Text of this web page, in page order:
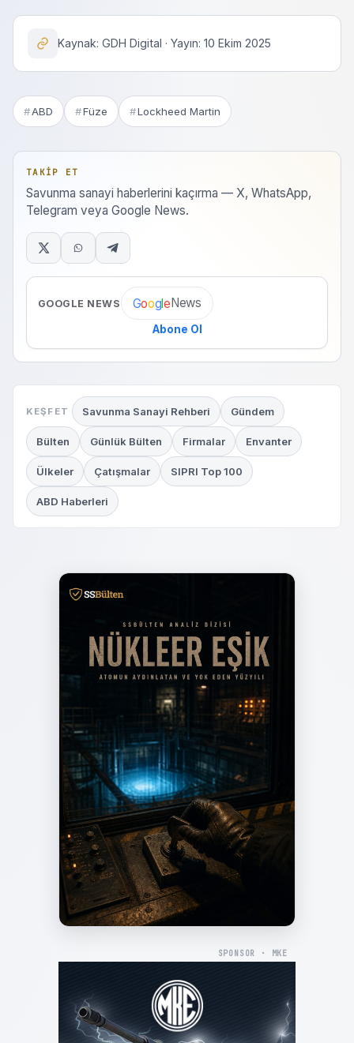
Kaynak: GDH Digital · Yayın: 10 Ekim 2025
ABD Füze Lockheed Martin
TAKIP ET
Savunma sanayi haberlerini kaçırma — X, WhatsApp,
Telegram veya Google News.
GOOGLE NEWS GoogleNews
Abone Ol
KEŞFET Savunma Sanayi Rehberi Gündem
Bülten Günlük Bülten Firmalar Envanter
Ülkeler Çatışmalar SIPRI Top 100
ABD Haberleri
SPONSOR · MKE